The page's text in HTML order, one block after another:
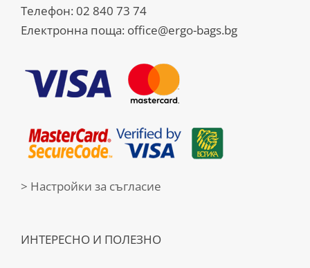
Телефон: 02 840 73 74
Електронна поща: office@ergo-bags.bg
> Настройки за съгласие
ИНТЕРЕСНО И ПОЛЕЗНО